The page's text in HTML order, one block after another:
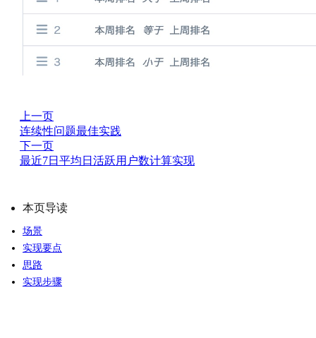
上一页
连续性问题最佳实践
下一页
最近7日平均日活跃用户数计算实现
本页导读
场景
实现要点
思路
实现步骤